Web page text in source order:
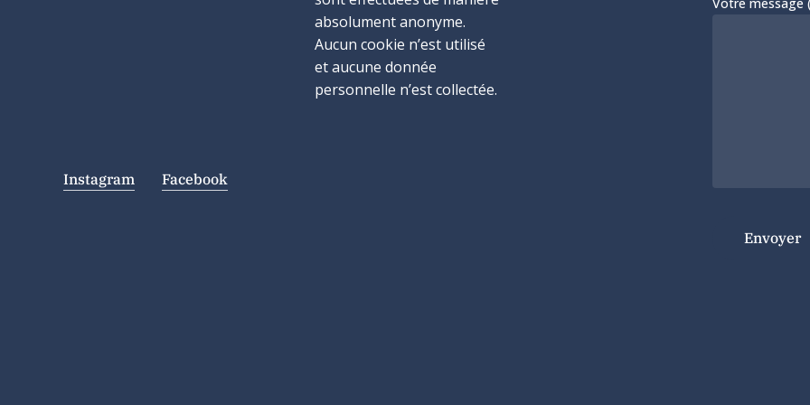
absolument anonyme.
Aucun cookie n’est utilisé
et aucune donnée
personnelle n’est collectée.
Instagram Facebook